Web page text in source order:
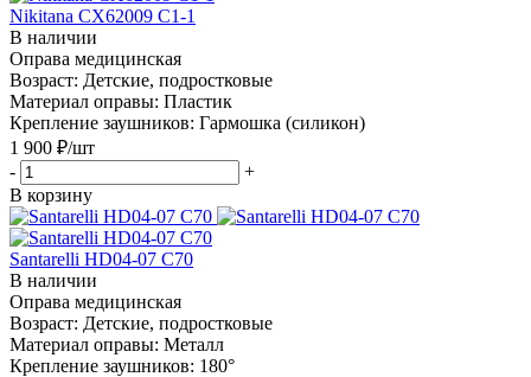
Nikitana CX62009 C1-1
В наличии
Оправа медицинская
Возраст: Детские, подростковые
Материал оправы: Пластик
Крепление заушников: Гармошка (силикон)
1 900 ₽/шт
-
+
В корзину
Santarelli HD04-07 C70
В наличии
Оправа медицинская
Возраст: Детские, подростковые
Материал оправы: Металл
Крепление заушников: 180°